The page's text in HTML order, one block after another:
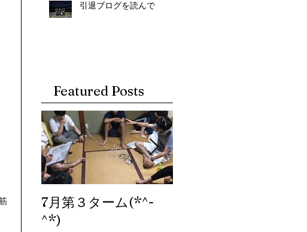
引退ブログを読んで
Featured Posts
7月第３ターム(*^-
^*)